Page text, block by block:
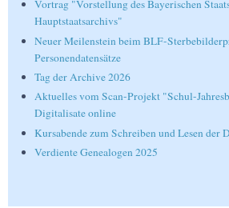
Vortrag "Vorstellung des Bayerischen
Hauptstaatsarchivs"
Neuer Meilenstein beim BLF-
Personendatensätze
Tag der Archive 2026
Aktuelles vom Scan-Projekt "Schul-
Digitalisate online
Kursabende zum Schreiben und Lesen der
Verdiente Genealogen 2025